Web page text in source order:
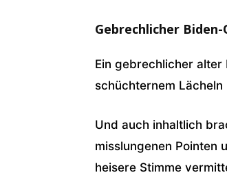
Gebrechlicher Biden-
Ein gebrechlicher
schüchternem
Und auch inhaltlich
misslungenen Pointen
heisere Stimme